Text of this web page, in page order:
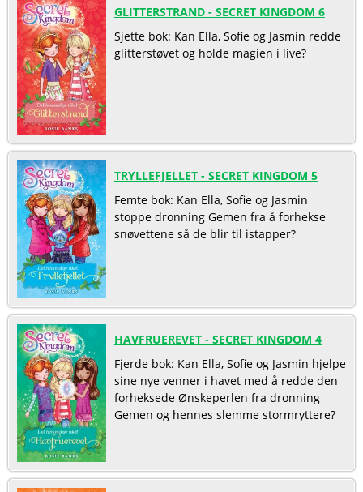
GLITTERSTRAND - SECRET KINGDOM 6
Sjette bok: Kan Ella, Sofie og Jasmin redde
glitterstøvet og holde magien i live?
TRYLLEFJELLET - SECRET KINGDOM 5
Femte bok: Kan Ella, Sofie og Jasmin
stoppe dronning Gemen fra å forhekse
snøvettene så de blir til istapper?
HAVFRUEREVET - SECRET KINGDOM 4
Fjerde bok: Kan Ella, Sofie og Jasmin hjelpe
sine nye venner i havet med å redde den
forheksede Ønskeperlen fra dronning
Gemen og hennes slemme stormryttere?